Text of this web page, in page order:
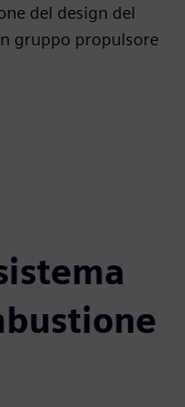
del design del
gruppo propulsore